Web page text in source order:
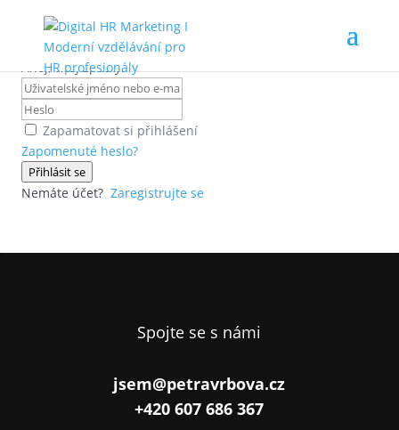
Ahoj, vítej zpátky!
Zapamatovat si přihlášení
Zapomenuté heslo?
Přihlásit se
Nemáte účet? Zaregistrujte se
Spojte se s námi
jsem@petravrbova.cz
+420 607 686 367